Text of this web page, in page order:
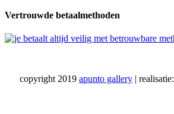
Vertrouwde betaalmethoden
copyright 2019 apunto gallery | realisatie: